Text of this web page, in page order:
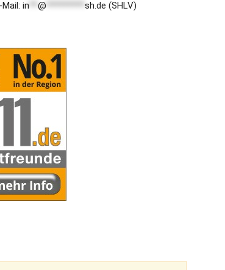
in ** @ ********* sh.de (SHLV)